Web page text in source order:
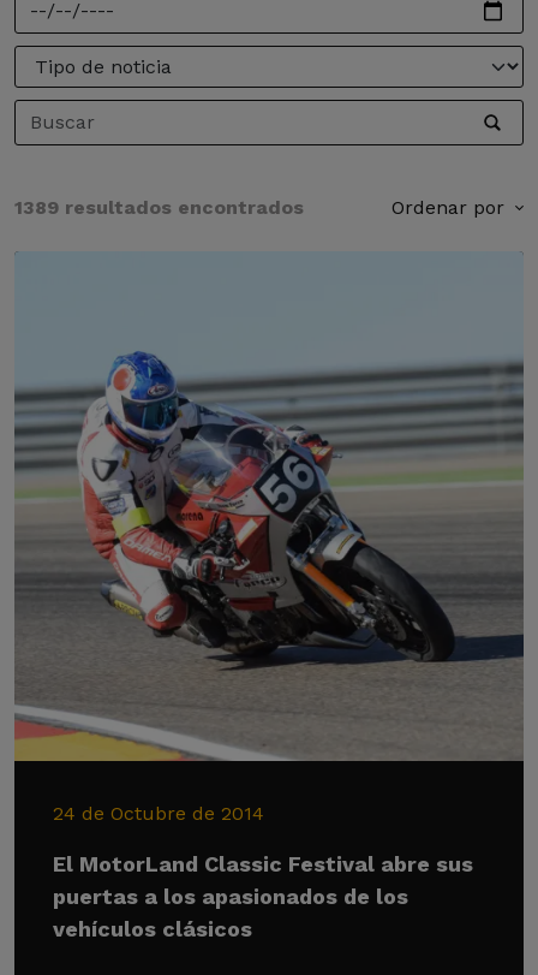
1389 resultados encontrados Ordenar por
24 de Octubre de 2014
El MotorLand Classic Festival abre sus
puertas a los apasionados de los
vehículos clásicos